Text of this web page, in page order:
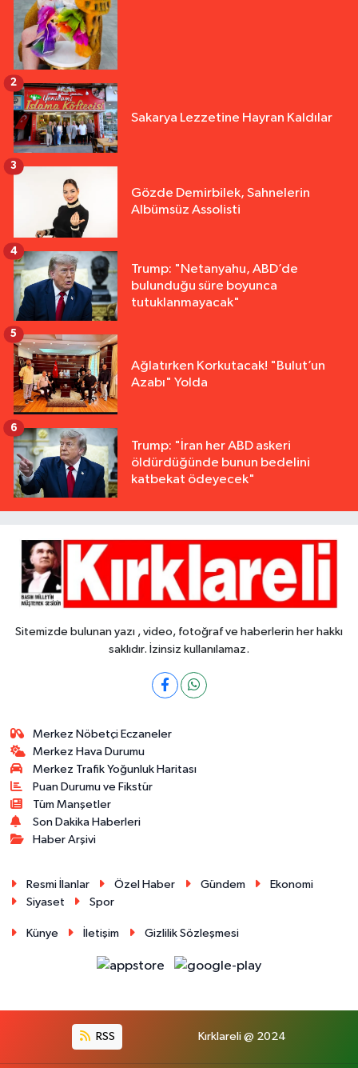
Sakarya Lezzetine Hayran Kaldılar
2
Gözde Demirbilek, Sahnelerin
Albümsüz Assolisti
3
Trump: "Netanyahu, ABD’de
bulunduğu süre boyunca
tutuklanmayacak"
4
Ağlatırken Korkutacak! "Bulut’un
Azabı" Yolda
5
Trump: "İran her ABD askeri
öldürdüğünde bunun bedelini
katbekat ödeyecek"
6
Sitemizde bulunan yazı , video, fotoğraf ve haberlerin her hakkı
saklıdır. İzinsiz kullanılamaz.
Merkez Nöbetçi Eczaneler
Merkez Hava Durumu
Merkez Trafik Yoğunluk Haritası
Puan Durumu ve Fikstür
Tüm Manşetler
Son Dakika Haberleri
Haber Arşivi
Resmi İlanlar Özel Haber Gündem
Ekonomi
Siyaset
Spor
Künye İletişim Gizlilik Sözleşmesi
RSS Kırklareli @ 2024